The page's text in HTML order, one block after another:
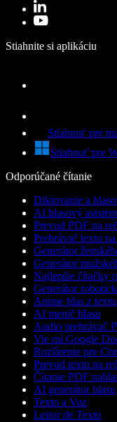
Stiahnite si aplikáciu
Stiahnuť pre
Stiahnuť pre
Odporúčané čítanie
Diktovanie a
AI hlasový asistent
Prevod PDF na
Prehrávač textu
Generátor
Generátor
Najlepšie čítačky
Generátor
Anime hlas z textu
AI menič hlasu
Audio prehrávač
Vie mi Google
Rozšírenie pre
Prevod textu na
Čítanie PDF
AI generátor hlasu
Texto a Voz
Leitor de Texto